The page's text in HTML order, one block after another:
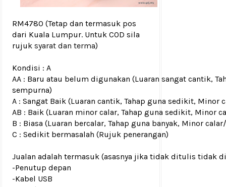
RM4780 (Tetap dan termasuk pos
dari Kuala Lumpur. Untuk COD sila
rujuk syarat dan terma)
Kondisi : A
AA : Baru atau belum digunakan (Luaran sangat cantik,
sempurna)
A : Sangat Baik (Luaran cantik, Tahap guna sedikit,
AB : Baik (Luaran minor calar, Tahap guna sedikit, Minor
B : Biasa (Luaran bercalar, Tahap guna banyak, Minor
C : Sedikit bermasalah (Rujuk penerangan)
Jualan adalah termasuk (asasnya jika tidak ditulis tidak
-Penutup depan
-Kabel USB